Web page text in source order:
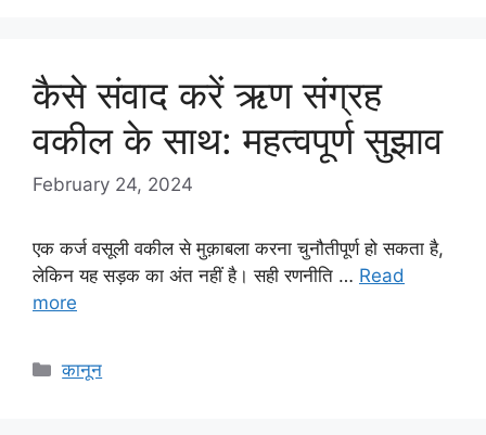
कैसे संवाद करें ऋण संग्रह
वकील के साथ: महत्वपूर्ण सुझाव
February 24, 2024
एक कर्ज वसूली वकील से मुक़ाबला करना चुनौतीपूर्ण हो सकता है,
लेकिन यह सड़क का अंत नहीं है। सही रणनीति … Read
more
Categories
कानून